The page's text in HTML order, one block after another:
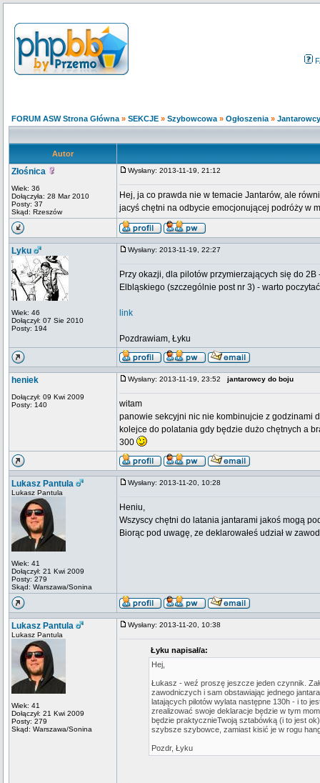
FORUM ASW Strona Główna » SEKCJE » Szybowcowa » Ogłoszenia »
Autor
Złośnica
Wiek: 36
Dołączyła: 28 Mar 2010
Posty: 37
Skąd: Rzeszów
Wysłany: 2013-11-19, 21:12
Hej, ja co prawda nie w temacie Jantarów, ale
jacyś chętni na odbycie emocjonującej podróży w
Lyku
Wiek: 46
Dołączył: 07 Sie 2010
Posty: 194
Wysłany: 2013-11-19, 22:27
Przy okazji, dla pilotów przymierzających się do
Elbląskiego (szczególnie post nr 3) - warto
link
Pozdrawiam, Łyku
heniek
Dołączył: 09 Kwi 2009
Posty: 140
Wysłany: 2013-11-19, 23:52 jantarowcy do boju
witam
panowie sekcyjni nic nie kombinujcie z godzinami
kolejce do polatania gdy będzie dużo chętnych a
300
Lukasz Pantula
Lukasz Pantula
Wiek: 41
Dołączył: 21 Kwi 2009
Posty: 279
Skąd: Warszawa/Sonina
Wysłany: 2013-11-20, 10:28
Heniu,
Wszyscy chętni do latania jantarami jakoś mogą
Biorąc pod uwagę, ze deklarowałeś udział w
Lukasz Pantula
Lukasz Pantula
Wiek: 41
Dołączył: 21 Kwi 2009
Posty: 279
Skąd: Warszawa/Sonina
Wysłany: 2013-11-20, 10:38
Łyku napisał/a:
Hej,
Łukasz - weź proszę jeszcze jeden czynnik.
zawodniczych i sam obstawiając jednego
latających pilotów wylata następne 130h - i to
zrealizować swoje deklaracje będzie w tym
będzie praktycznieTwoją sztabówką (i to jest
szybsze szybowce, zamiast kisić je w rogu
Pozdr, Łyku